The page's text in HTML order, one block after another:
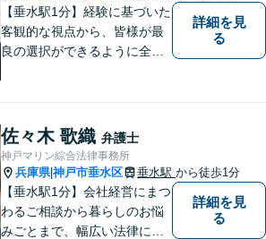
【垂水駅1分】経験に基づいた
客観的な視点から、皆様が最
良の選択ができるように全力
は数多くあります。 小さな悩
み事が大きなトラブルや事件
になってしまう前に、ご相談
ください。
詳細を見
る
佐々木 歌織 弁護士
神戸マリン綜合法律事務所
兵庫県|神戸市垂水区 垂水駅 から徒歩1分
【垂水駅1分】会社経営にまつ
わるご相談から暮らしのお悩
みごとまで、幅広い法律にま
詳細を見
る